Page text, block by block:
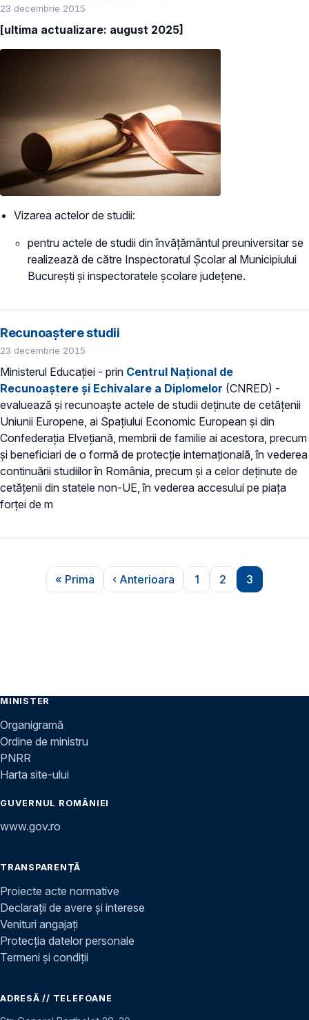
23 decembrie 2015
[ultima actualizare: august 2025]
Vizarea actelor de studii:
pentru actele de studii din învăţământul preuniversitar se
realizează de către Inspectoratul Şcolar al Municipiului
Bucureşti şi inspectoratele şcolare judeţene.
Recunoaștere studii
23 decembrie 2015
Ministerul Educației - prin Centrul Național de
Recunoaștere și Echivalare a Diplomelor (CNRED) -
evaluează și recunoaște actele de studii deținute de cetățenii
Uniunii Europene, ai Spațiului Economic European și din
Confederația Elvețiană, membrii de familie ai acestora, precum
și beneficiari de o formă de protecție internațională, în vederea
continuării studiilor în România, precum și a celor deținute de
cetățenii din statele non-UE, în vederea accesului pe piața
forței de m
Paginare
Prima pagină
« Prima
Pagina anterioară
‹ Anterioara
Pagina
1
Pagina
2
Pagina
3
MINISTER
Organigramă
Ordine de ministru
PNRR
Harta site-ului
GUVERNUL ROMÂNIEI
www.gov.ro
TRANSPARENȚĂ
Proiecte acte normative
Declarații de avere și interese
Venituri angajați
Protecția datelor personale
Termeni și condiții
ADRESĂ // TELEFOANE